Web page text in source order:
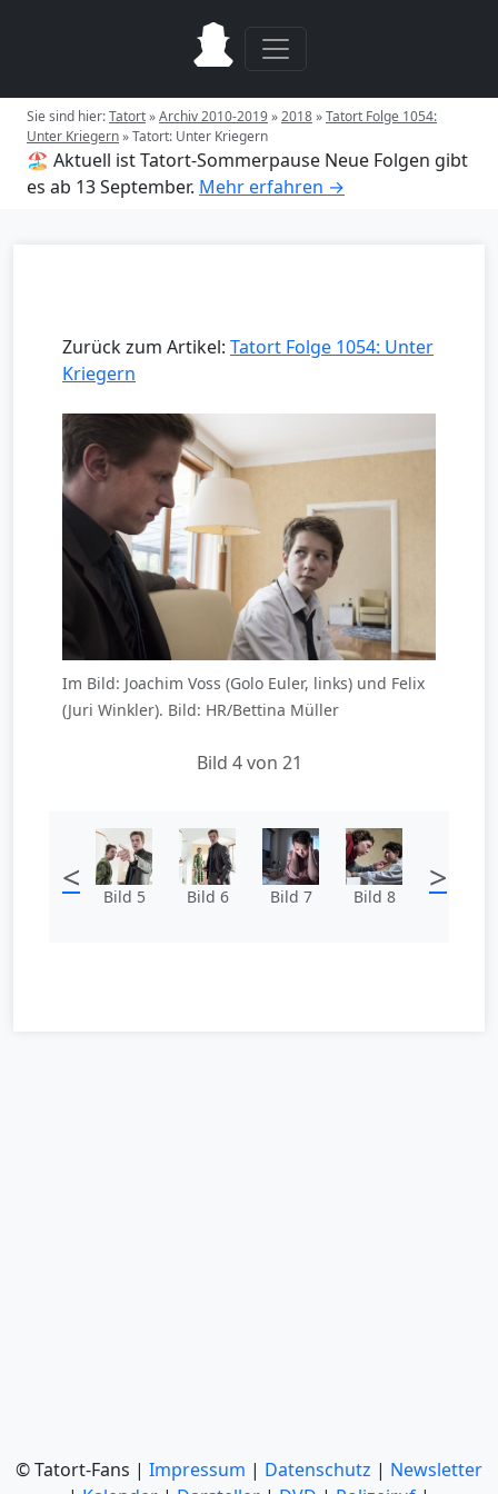
Sie sind hier:Tatort»Archiv 2010-2019»2018»Tatort Folge 1054:
Unter Kriegern»Tatort: Unter Kriegern
🏖️ Aktuell ist Tatort-Sommerpause Neue Folgen gibt
es ab 13 September. Mehr erfahren →
Zurück zum Artikel: Tatort Folge 1054: Unter
Kriegern
Im Bild: Joachim Voss (Golo Euler, links) und Felix
(Juri Winkler). Bild: HR/Bettina Müller
Bild 4 von 21
< Bild 5 Bild 6 Bild 7 Bild 8 >
© Tatort-Fans | Impressum | Datenschutz | Newsletter